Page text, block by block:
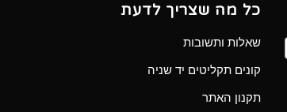
כל מה שצריך לדעת
שאלות ותשובות
קונים תקליטים יד שניה
תקנון האתר